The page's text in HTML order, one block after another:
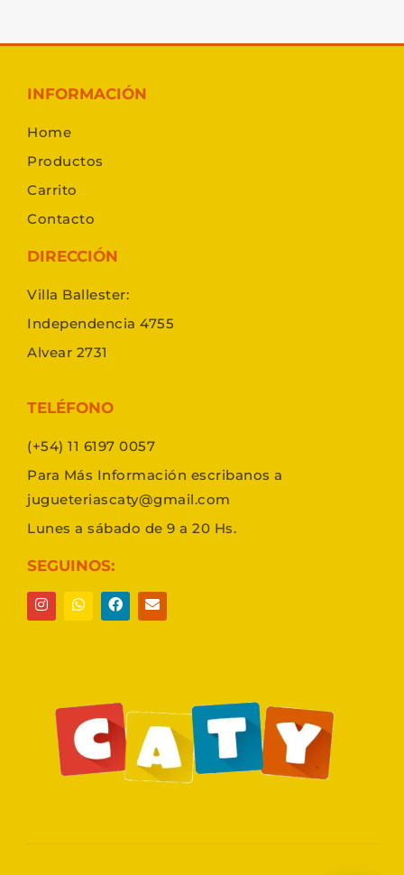
INFORMACIÓN
Home
Productos
Carrito
Contacto
DIRECCIÓN
Villa Ballester:
Independencia 4755
Alvear 2731
TELÉFONO
(+54) 11 6197 0057
Para Más Información escribanos a
jugueteriascaty@gmail.com
Lunes a sábado de 9 a 20 Hs.
SEGUINOS: